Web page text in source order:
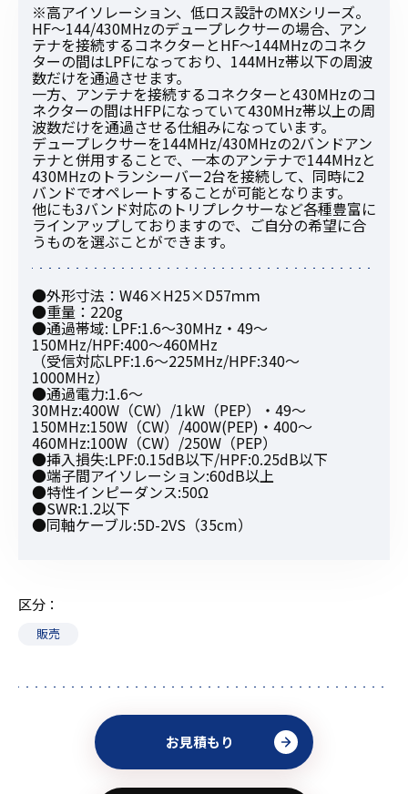
※高アイソレーション、低ロス設計のMXシリーズ。
HF〜144/430MHzのデュープレクサーの場合、アン
テナを接続するコネクターとHF〜144MHzのコネク
ターの間はLPFになっており、144MHz帯以下の周波
数だけを通過させます。
一方、アンテナを接続するコネクターと430MHzのコ
ネクターの間はHFPになっていて430MHz帯以上の周
波数だけを通過させる仕組みになっています。
デュープレクサーを144MHz/430MHzの2バンドアン
テナと併用することで、一本のアンテナで144MHzと
430MHzのトランシーバー2台を接続して、同時に2
バンドでオペレートすることが可能となります。
他にも3バンド対応のトリプレクサーなど各種豊富に
ラインアップしておりますので、ご自分の希望に合
うものを選ぶことができます。
●外形寸法：W46×H25×D57ｍｍ
●重量：220g
●通過帯域: LPF:1.6〜30MHz・49〜
150MHz/HPF:400〜460MHz
（受信対応LPF:1.6〜225MHz/HPF:340〜
1000MHz）
●通過電力:1.6〜
30MHz:400W（CW）/1kW（PEP）・49〜
150MHz:150W（CW）/400W(PEP)・400〜
460MHz:100W（CW）/250W（PEP）
●挿入損失:LPF:0.15dB以下/HPF:0.25dB以下
●端子間アイソレーション:60dB以上
●特性インピーダンス:50Ω
●SWR:1.2以下
●同軸ケーブル:5D-2VS（35cm）
区分
販売
お見積もり